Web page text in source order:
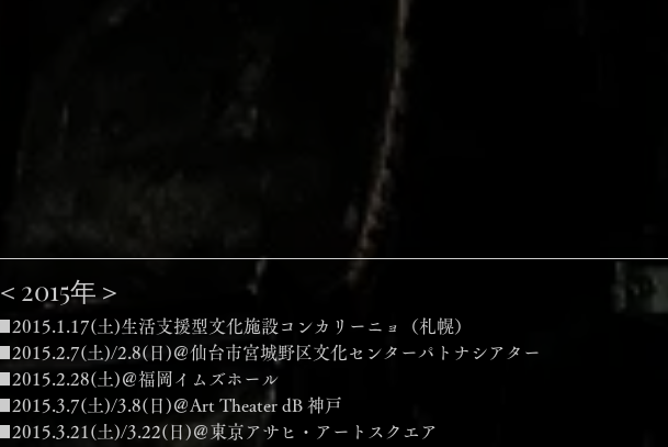
＜2015年＞
■2015.1.17(土)生活支援型文化施設コンカリーニョ（札幌）
■2015.2.7(土)/2.8(日)＠仙台市宮城野区文化センターパトナシアター
■2015.2.28(土)＠福岡イムズホール
■2015.3.7(土)/3.8(日)＠Art Theater dB 神戸
■2015.3.21(土)/3.22(日)＠東京アサヒ・アートスクエア